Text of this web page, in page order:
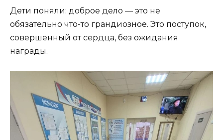
Дети поняли: доброе дело — это не
обязательно что-то грандиозное. Это поступок,
совершенный от сердца, без ожидания
награды.